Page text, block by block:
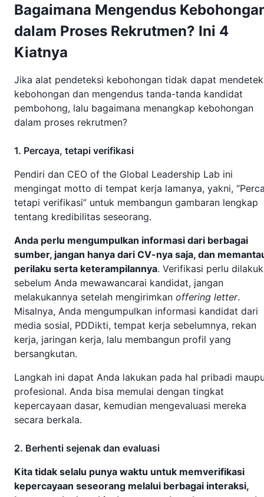
Bagaimana Mengendus
dalam Proses Rekrutmen? Ini 4
Kiatnya
Jika alat pendeteksi kebohongan tidak dapat
kebohongan dan mengendus tanda-tanda kandidat
pembohong, lalu bagaimana menangkap kebohongan
dalam proses rekrutmen?
1. Percaya, tetapi verifikasi
Pendiri dan CEO of the Global Leadership Lab ini
mengingat motto di tempat kerja lamanya, yakni,
tetapi verifikasi” untuk membangun gambaran lengkap
tentang kredibilitas seseorang.
Anda perlu mengumpulkan informasi dari berbagai
sumber, jangan hanya dari CV-nya saja, dan
perilaku serta keterampilannya. Verifikasi perlu
sebelum Anda mewawancarai kandidat, jangan
melakukannya setelah mengirimkan offering letter.
Misalnya, Anda mengumpulkan informasi kandidat dari
media sosial, PDDikti, tempat kerja sebelumnya, rekan
kerja, jaringan kerja, lalu membangun profil yang
bersangkutan.
Langkah ini dapat Anda lakukan pada hal pribadi
profesional. Anda bisa memulai dengan tingkat
kepercayaan dasar, kemudian mengevaluasi mereka
secara berkala.
2. Berhenti sejenak dan evaluasi
Kita tidak selalu punya waktu untuk memverifikasi
kepercayaan seseorang melalui berbagai interaksi,